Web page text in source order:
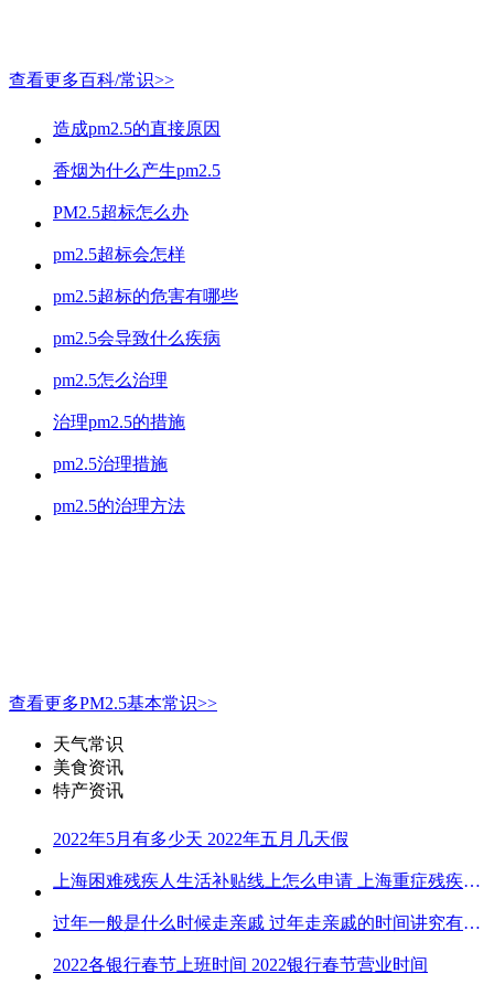
查看更多百科/常识>>
造成pm2.5的直接原因
香烟为什么产生pm2.5
PM2.5超标怎么办
pm2.5超标会怎样
pm2.5超标的危害有哪些
pm2.5会导致什么疾病
pm2.5怎么治理
治理pm2.5的措施
pm2.5治理措施
pm2.5的治理方法
查看更多PM2.5基本常识>>
天气常识
美食资讯
特产资讯
2022年5月有多少天 2022年五月几天假
上海困难残疾人生活补贴线上怎么申请 上海重症残疾人护理补贴线上申请流程
过年一般是什么时候走亲戚 过年走亲戚的时间讲究有哪些
2022各银行春节上班时间 2022银行春节营业时间